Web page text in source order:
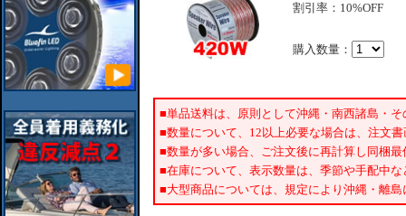
割引率：10%OFF
購入数量：
■単品送料は、原則として沖縄・南西諸島・
■数量について、12以上必要な場合は、注文
■数量が多い場合、ご注文後に再計算し同梱
■在庫について、表示数量は、季節や手配中
■大型商品については、規定により沖縄・離